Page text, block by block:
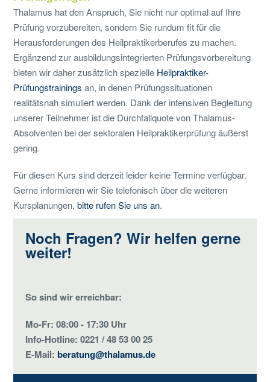
Thalamus hat den Anspruch, Sie nicht nur optimal auf Ihre
Prüfung vorzubereiten, sondern Sie rundum fit für die
Herausforderungen des Heilpraktikerberufes zu machen.
Ergänzend zur ausbildungsintegrierten Prüfungsvorbereitung
bieten wir daher zusätzlich spezielle Heilpraktiker-
Prüfungstrainings an, in denen Prüfungssituationen
realitätsnah simuliert werden. Dank der intensiven Begleitung
unserer Teilnehmer ist die Durchfallquote von Thalamus-
Absolventen bei der sektoralen Heilpraktikerprüfung äußerst
gering.
Für diesen Kurs sind derzeit leider keine Termine verfügbar.
Gerne informieren wir Sie telefonisch über die weiteren
Kursplanungen,bitte rufen Sie uns an.
Noch Fragen? Wir helfen gerne
weiter!
So sind wir erreichbar:
Mo-Fr: 08:00 - 17:30 Uhr
Info-Hotline: 0221 / 48 53 00 25
E-Mail:beratung@thalamus.de